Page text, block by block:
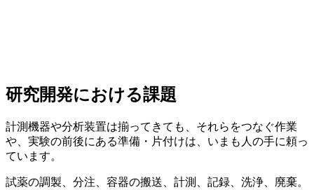
研究開発における課題
計測機器や分析装置は揃ってきても、それらをつなぐ作業
や、実験の前後にある準備・片付けは、いまも人の手に頼っ
ています。
試薬の調製、分注、容器の搬送、計測、記録、洗浄、廃棄。